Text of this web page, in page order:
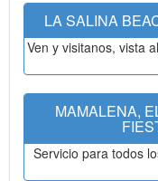
LA SALINA
Ven y visitanos, vista
MAMALENA,
Servicio para todos